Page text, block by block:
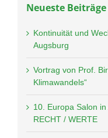
Neueste Beiträge
Kontinuität und
Augsburg
Vortrag von Prof.
Klimawandels“
10. Europa Salon
RECHT / WERTE